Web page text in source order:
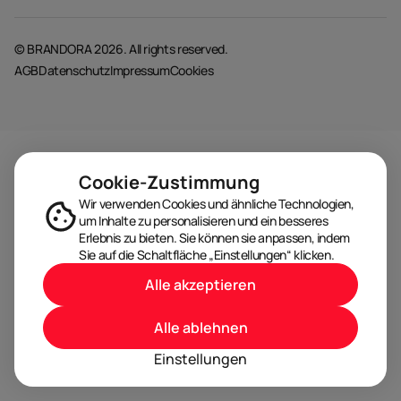
© BRANDORA 2026. All rights reserved.
AGBDatenschutzImpressumCookies
Cookie-Zustimmung
Wir verwenden Cookies und ähnliche Technologien,
um Inhalte zu personalisieren und ein besseres
Erlebnis zu bieten. Sie können sie anpassen, indem
Sie auf die Schaltfläche „Einstellungen“ klicken.
Einstellungen
Alle ablehnen
Alle akzeptieren